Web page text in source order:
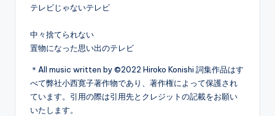
テレビじゃないテレビ
中々捨てられない
置物になった思い出のテレビ
＊All music written by ©2022 Hiroko Konishi 詞集作品はす
べて弊社小西寛子著作物であり、著作権によって保護され
ています。引用の際は引用先とクレジットの記載をお願い
いたします。